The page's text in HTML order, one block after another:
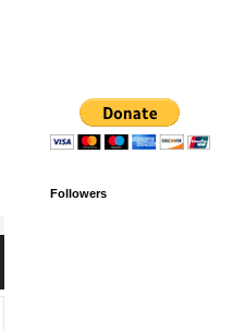
Followers